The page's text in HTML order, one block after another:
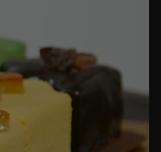
la farina di
ottenuto in una
Scaldare a bagno
per volta. Scaldare il
al composto di
semi montata e i
liquido, la scorza, le